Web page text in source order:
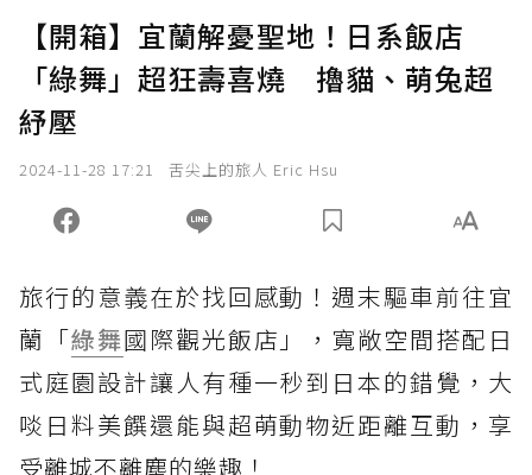
【開箱】宜蘭解憂聖地！日系飯店
「綠舞」超狂壽喜燒 擼貓、萌兔超
紓壓
2024-11-28 17:21 舌尖上的旅人 Eric Hsu
旅行的意義在於找回感動！週末驅車前往宜
蘭「綠舞國際觀光飯店」，寬敞空間搭配日
式庭園設計讓人有種一秒到日本的錯覺，大
啖日料美饌還能與超萌動物近距離互動，享
受離城不離塵的樂趣！